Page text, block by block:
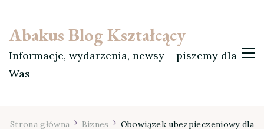
Abakus Blog Kształcący
Informacje, wydarzenia, newsy – piszemy dla
Was
Strona główna Biznes
Obowiązek ubezpieczeniowy dla